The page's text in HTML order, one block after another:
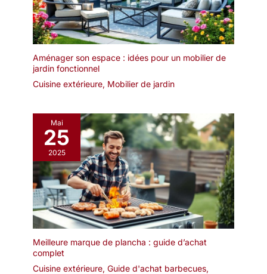
Aménager son espace : idées pour un mobilier de
jardin fonctionnel
Cuisine extérieure, Mobilier de jardin
Mai
25
2025
Meilleure marque de plancha : guide d’achat
complet
Cuisine extérieure, Guide d'achat barbecues,